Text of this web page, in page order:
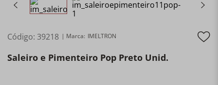
Código: 39218 IMELTRON
Saleiro e Pimenteiro Pop Preto Unid.